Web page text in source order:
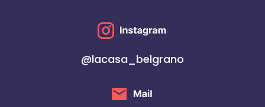
@lacasa_belgrano